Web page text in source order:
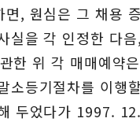
면, 원심은 그 채용
실을 각 인정한 다
한 위 각 매매예약
소등기절차를 이
두었다가 1997.